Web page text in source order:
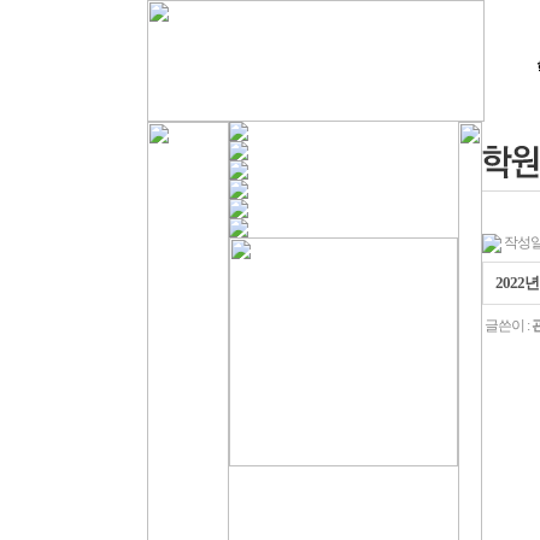
작성
2022
글쓴이 :